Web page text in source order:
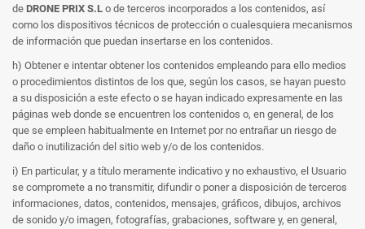
de DRONE PRIX S.L o de terceros incorporados a los contenidos, así
como los dispositivos técnicos de protección o cualesquiera mecanismos
de información que puedan insertarse en los contenidos.
h) Obtener e intentar obtener los contenidos empleando para ello medios
o procedimientos distintos de los que, según los casos, se hayan puesto
a su disposición a este efecto o se hayan indicado expresamente en las
páginas web donde se encuentren los contenidos o, en general, de los
que se empleen habitualmente en Internet por no entrañar un riesgo de
daño o inutilización del sitio web y/o de los contenidos.
i) En particular, y a título meramente indicativo y no exhaustivo, el Usuario
se compromete a no transmitir, difundir o poner a disposición de terceros
informaciones, datos, contenidos, mensajes, gráficos, dibujos, archivos
de sonido y/o imagen, fotografías, grabaciones, software y, en general,